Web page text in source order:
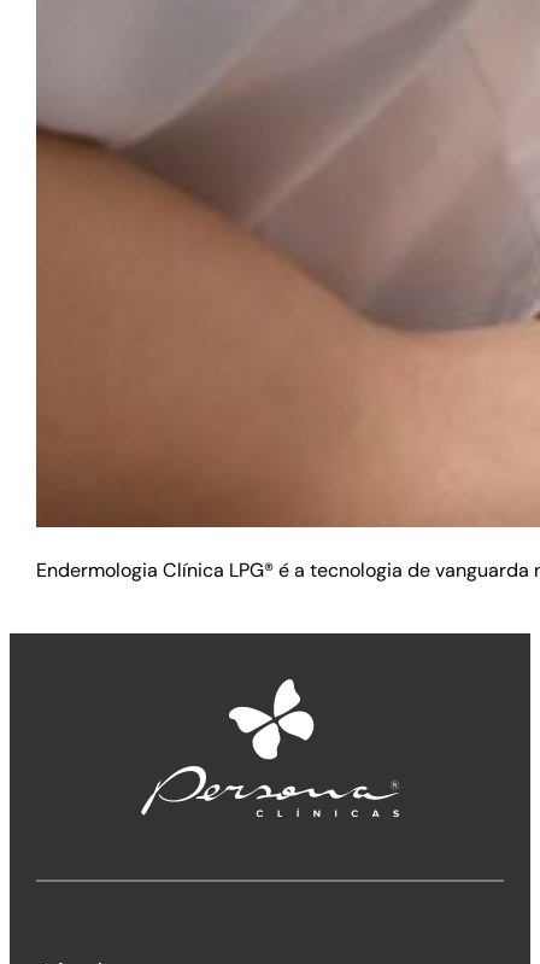
Endermologia Clínica LPG® é a tecnologia de